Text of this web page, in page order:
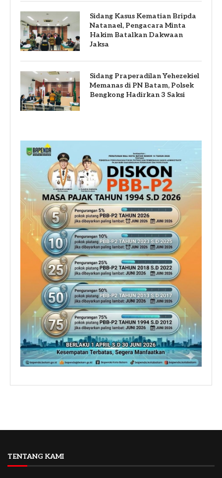
Sidang Kasus Kematian Bripda
Natanael, Pengacara Minta
Hakim Batalkan Dakwaan
Jaksa
Sidang Praperadilan Yehezekiel
Memanas di PN Batam, Polsek
Bengkong Hadirkan 3 Saksi
TENTANG KAMI